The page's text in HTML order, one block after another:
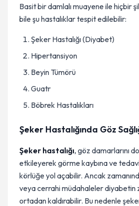
Basit bir damlalı muayene ile hiçbir
bile şu hastalıklar tespit edilebilir:
Şeker Hastalığı (Diyabet)
Hipertansiyon
Beyin Tümörü
Guatr
Böbrek Hastalıkları
Şeker Hastalığında Göz
Şeker hastalığı, göz damarlarını
etkileyerek görme kaybına ve
körlüğe yol açabilir. Ancak
veya cerrahi müdahaleler diyabetin
ortadan kaldırabilir. Bu nedenle